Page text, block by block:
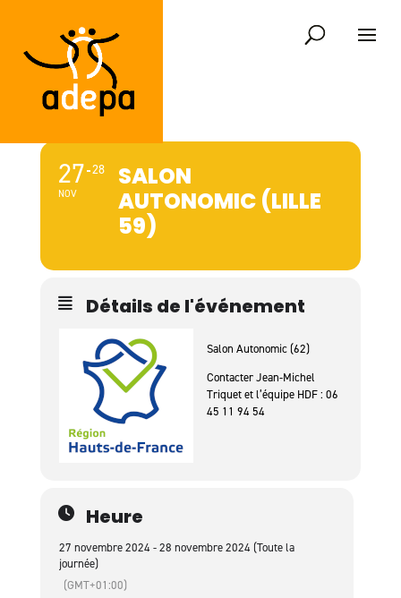
27
NOV
28
SALON
AUTONOMIC (LILLE
59)
Détails de l'événement
Salon Autonomic (62)
Contacter Jean-Michel
Triquet et l’équipe HDF : 06
45 11 94 54
Heure
27 novembre 2024 - 28 novembre 2024 (Toute la
journée)
(GMT+01:00)